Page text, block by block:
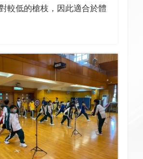
較低的槍枝，因此適合於體